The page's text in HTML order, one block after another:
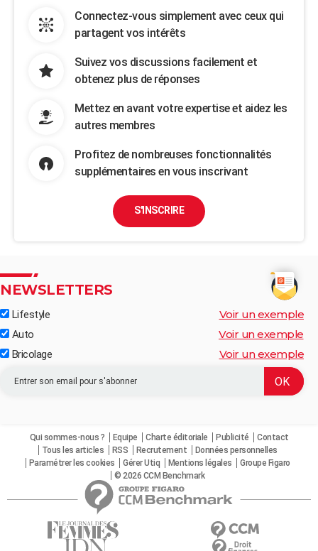
Connectez-vous simplement avec ceux qui
partagent vos intérêts
Suivez vos discussions facilement et
obtenez plus de réponses
Mettez en avant votre expertise et aidez les
autres membres
Profitez de nombreuses fonctionnalités
supplémentaires en vous inscrivant
S'INSCRIRE
NEWSLETTERS
Lifestyle Voir un exemple
Auto Voir un exemple
Bricolage Voir un exemple
Qui sommes-nous ? Equipe Charte éditoriale Publicité
Contact
Tous les articles
RSS Recrutement
Données personnelles
Paramétrer les cookies
Gérer Utiq Mentions légales
Groupe Figaro
© 2026 CCM Benchmark